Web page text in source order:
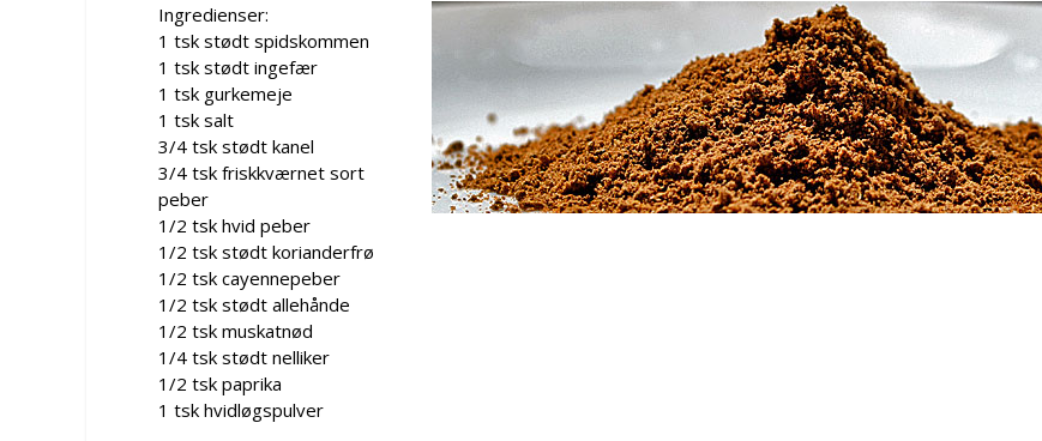
Ingredienser:
1 tsk stødt spidskommen
1 tsk stødt ingefær
1 tsk gurkemeje
1 tsk salt
3/4 tsk stødt kanel
3/4 tsk friskkværnet sort
peber
1/2 tsk hvid peber
1/2 tsk stødt korianderfrø
1/2 tsk cayennepeber
1/2 tsk stødt allehånde
1/2 tsk muskatnød
1/4 tsk stødt nelliker
1/2 tsk paprika
1 tsk hvidløgspulver